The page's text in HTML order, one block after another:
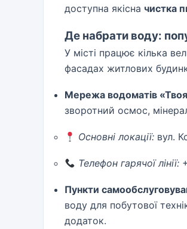
доступна якісна чистка
Де набрати воду:
У місті працює кілька
фасадах житлових
Мережа водоматів
зворотний осмос,
Основні локації: вул.
Телефон гарячої лінії:
Пункти
воду для побутової
додаток.